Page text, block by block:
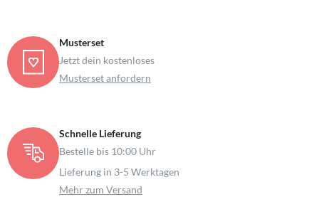
Musterset
Jetzt dein kostenloses
Musterset anfordern
Schnelle Lieferung
Bestelle bis 10:00 Uhr
Lieferung in 3-5 Werktagen
Mehr zum Versand